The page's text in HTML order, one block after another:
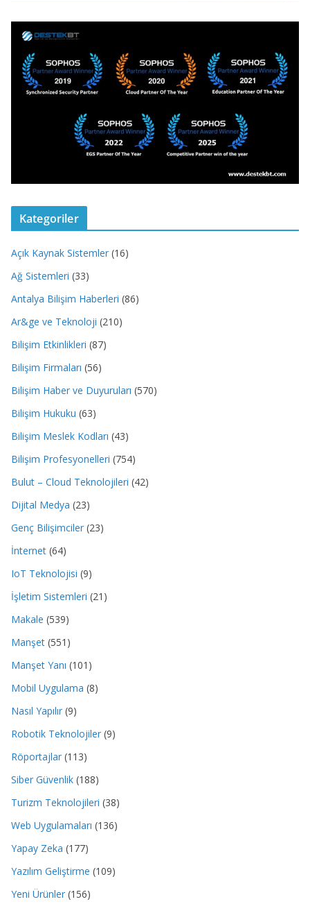
Kategoriler
Açık Kaynak Sistemler (16)
Ağ Sistemleri (33)
Antalya Bilişim Haberleri (86)
Ar&ge ve Teknoloji (210)
Bilişim Etkinlikleri (87)
Bilişim Firmaları (56)
Bilişim Haber ve Duyuruları (570)
Bilişim Hukuku (63)
Bilişim Meslek Kodları (43)
Bilişim Profesyonelleri (754)
Bulut – Cloud Teknolojileri (42)
Dijital Medya (23)
Genç Bilişimciler (23)
İnternet (64)
IoT Teknolojisi (9)
İşletim Sistemleri (21)
Makale (539)
Manşet (551)
Manşet Yanı (101)
Mobil Uygulama (8)
Nasıl Yapılır (9)
Robotik Teknolojiler (9)
Röportajlar (113)
Siber Güvenlik (188)
Turizm Teknolojileri (38)
Web Uygulamaları (136)
Yapay Zeka (177)
Yazılım Geliştirme (109)
Yeni Ürünler (156)